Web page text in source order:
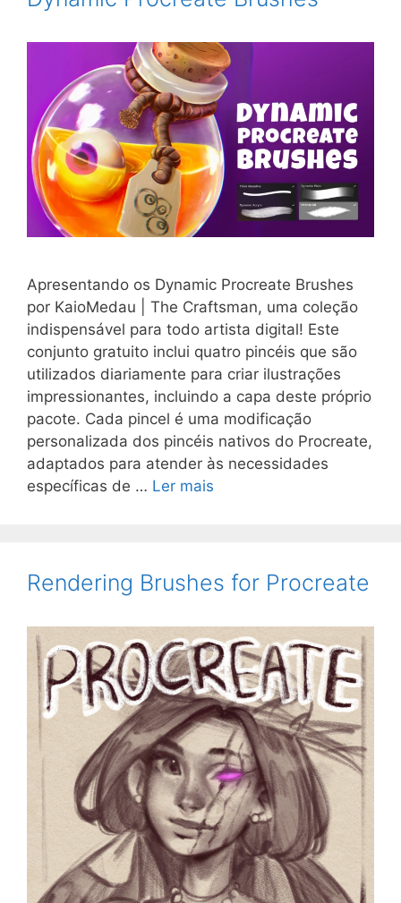
Apresentando os Dynamic Procreate Brushes
por KaioMedau | The Craftsman, uma coleção
indispensável para todo artista digital! Este
conjunto gratuito inclui quatro pincéis que são
utilizados diariamente para criar ilustrações
impressionantes, incluindo a capa deste próprio
pacote. Cada pincel é uma modificação
personalizada dos pincéis nativos do Procreate,
adaptados para atender às necessidades
específicas de … Ler mais
Rendering Brushes for Procreate